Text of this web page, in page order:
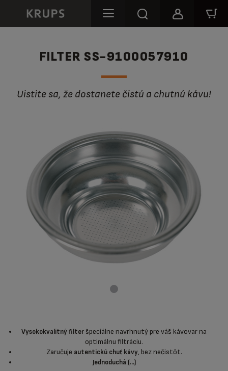
FILTER SS-9100057910
Uistite sa, že dostanete čistú a chutnú kávu!
Vysokokvalitný filter špeciálne navrhnutý pre váš kávovar na
optimálnu filtráciu.
Zaručuje autentickú chuť kávy, bez nečistôt.
Jednoduchá (...)